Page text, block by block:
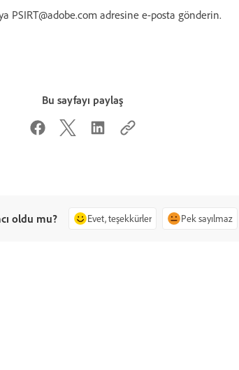
PSIRT@adobe.com adresine e-posta gönderin.
Bu sayfayı paylaş
oldu mu? Evet, teşekkürler Pek sayılmaz